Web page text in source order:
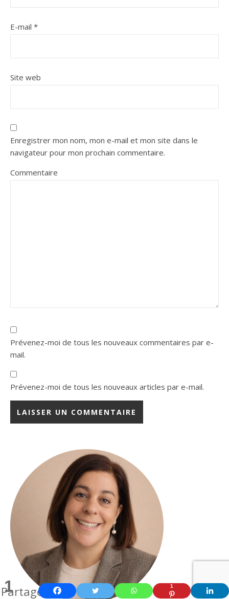
1
Partage 1
E-mail *
Site web
Enregistrer mon nom, mon e-mail et mon site dans le
navigateur pour mon prochain commentaire.
Commentaire
Prévenez-moi de tous les nouveaux commentaires par e-
mail.
Prévenez-moi de tous les nouveaux articles par e-mail.